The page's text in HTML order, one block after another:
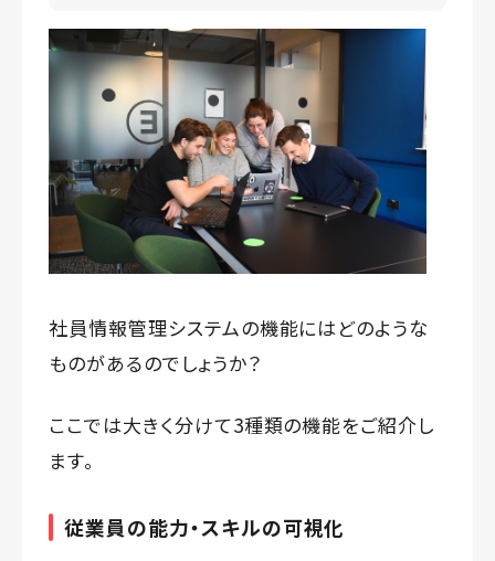
社員情報管理システムの機能にはどのような
ものがあるのでしょうか？
ここでは大きく分けて3種類の機能をご紹介し
ます。
従業員の能力・スキルの可視化